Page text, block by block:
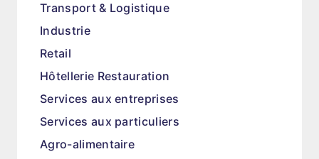
Transport & Logistique
Industrie
Retail
Hôtellerie Restauration
Services aux entreprises
Services aux particuliers
Agro-alimentaire